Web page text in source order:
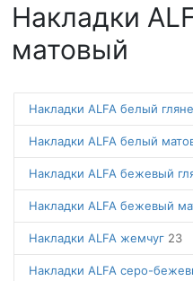
Накладки
матовый
Накладки ALFA белый
Накладки ALFA белый
Накладки ALFA бежевый
Накладки ALFA бежевый
Накладки ALFA жемчуг 23
Накладки ALFA серо-